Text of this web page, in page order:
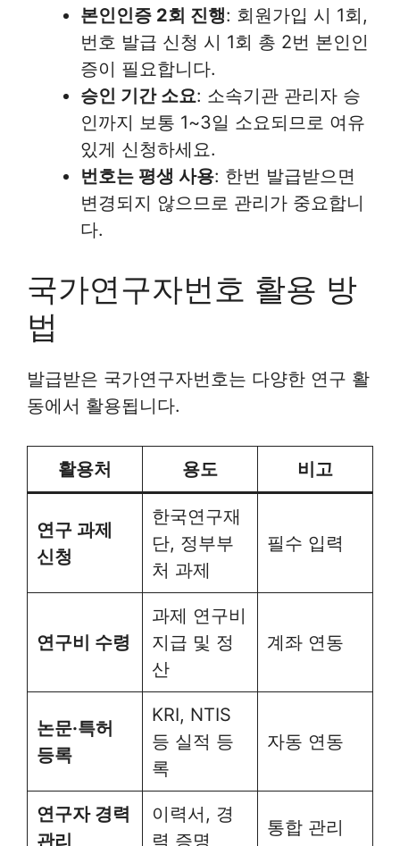
본인인증 2회 진행: 회원가입 시 1회,
번호 발급 신청 시 1회 총 2번 본인인
증이 필요합니다.
승인 기간 소요: 소속기관 관리자 승
인까지 보통 1~3일 소요되므로 여유
있게 신청하세요.
번호는 평생 사용: 한번 발급받으면
변경되지 않으므로 관리가 중요합니
다.
국가연구자번호 활용 방
법
발급받은 국가연구자번호는 다양한 연구 활
동에서 활용됩니다.
활용처 용도 비고
연구 과제
신청
한국연구재
단, 정부부
처 과제
필수 입력
연구비 수령
과제 연구비
지급 및 정
산
계좌 연동
논문·특허
등록
KRI, NTIS
등 실적 등
록
자동 연동
연구자 경력
관리
이력서, 경
력 증명
통합 관리